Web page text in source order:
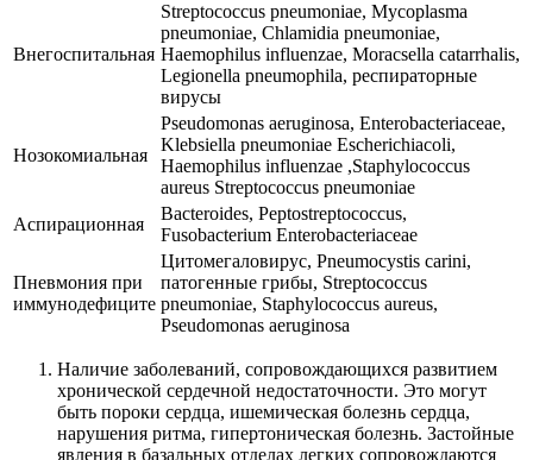
Внегоспитальная
Streptococcus pneumoniae, Mycoplasma
pneumoniae, Chlamidia pneumoniae,
Haemophilus influenzae, Мoracsella catarrhalis,
Legionella pneumophila, респираторные
вирусы
Нозокомиальная
Pseudomonas aeruginosa, Enterobacteriaceae,
Klebsiella pneumoniae Escherichiacoli,
Haemophilus influenzae ,Staphylococcus
aureus Streptococcus pneumoniae
Аспирационная
Bacteroides, Peptostreptococcus,
Fusobacterium Enterobacteriaceae
Пневмония при
иммунодефиците
Цитомегаловирус, Pneumocystis carini,
патогенные грибы, Streptococcus
pneumoniae, Staphylococcus aureus,
Pseudomonas aeruginosa
Наличие заболеваний, сопровождающихся развитием
хронической сердечной недостаточности. Это могут
быть пороки сердца, ишемическая болезнь сердца,
нарушения ритма, гипертоническая болезнь. Застойные
явления в базальных отделах легких сопровождаются